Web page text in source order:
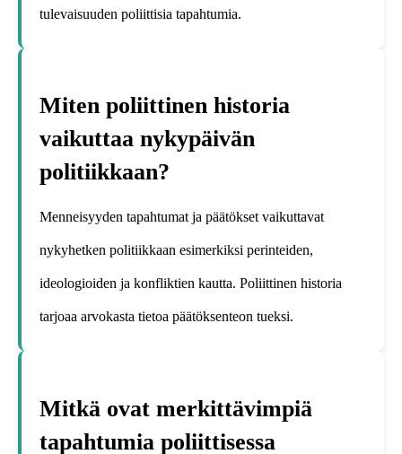
tulevaisuuden poliittisia tapahtumia.
Miten poliittinen historia
vaikuttaa nykypäivän
politiikkaan?
Menneisyyden tapahtumat ja päätökset vaikuttavat
nykyhetken politiikkaan esimerkiksi perinteiden,
ideologioiden ja konfliktien kautta. Poliittinen historia
tarjoaa arvokasta tietoa päätöksenteon tueksi.
Mitkä ovat merkittävimpiä
tapahtumia poliittisessa